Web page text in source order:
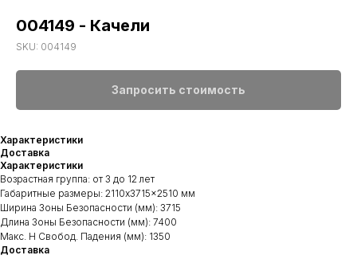
004149 - Качели
SKU: 004149
Запросить стоимость
Характеристики
Доставка
Характеристики
Возрастная группа: от 3 до 12 лет
Габаритные размеры: 2110x3715x2510 мм
Ширина Зоны Безопасности (мм): 3715
Длина Зоны Безопасности (мм): 7400
Макс. H Свобод. Падения (мм): 1350
Доставка